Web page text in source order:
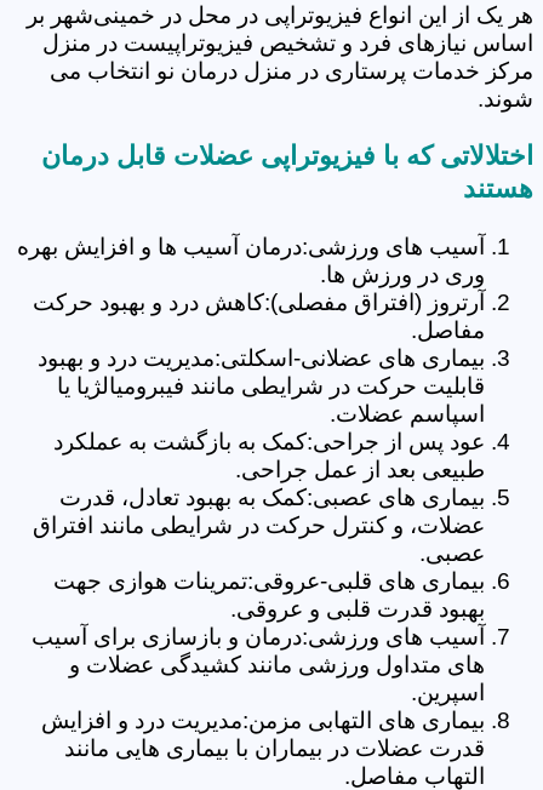
هر یک از این انواع فیزیوتراپی در محل در خمینی‌شهر بر
اساس نیازهای فرد و تشخیص فیزیوتراپیست در منزل
مرکز خدمات پرستاری در منزل درمان نو انتخاب می
شوند.
اختلالاتی که با فیزیوتراپی عضلات قابل درمان
هستند
آسیب های ورزشی:درمان آسیب ها و افزایش بهره
وری در ورزش ها.
آرتروز (افتراق مفصلی):کاهش درد و بهبود حرکت
مفاصل.
بیماری های عضلانی-اسکلتی:مدیریت درد و بهبود
قابلیت حرکت در شرایطی مانند فیبرومیالژیا یا
اسپاسم عضلات.
عود پس از جراحی:کمک به بازگشت به عملکرد
طبیعی بعد از عمل جراحی.
بیماری های عصبی:کمک به بهبود تعادل، قدرت
عضلات، و کنترل حرکت در شرایطی مانند افتراق
عصبی.
بیماری های قلبی-عروقی:تمرینات هوازی جهت
بهبود قدرت قلبی و عروقی.
آسیب های ورزشی:درمان و بازسازی برای آسیب
های متداول ورزشی مانند کشیدگی عضلات و
اسپرین.
بیماری های التهابی مزمن:مدیریت درد و افزایش
قدرت عضلات در بیماران با بیماری هایی مانند
التهاب مفاصل.